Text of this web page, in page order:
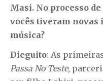
Masi. No processo
vocês tiveram novas
música?
Dieguito: As
Passa No Teste,